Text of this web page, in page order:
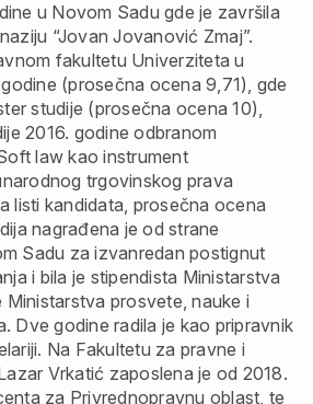
u Novom Sadu gde je završila
“Jovan Jovanović Zmaj”.
fakultetu Univerziteta u
(prosečna ocena 9,71), gde
studije (prosečna ocena 10),
2016. godine odbranom
law kao instrument
trgovinskog prava
listi kandidata, prosečna ocena
nagrađena je od strane
Sadu za izvanredan postignut
i bila je stipendista Ministarstva
Ministarstva prosvete, nauke i
Dve godine radila je kao pripravnik
Na Fakultetu za pravne i
Vrkatić zaposlena je od 2018.
za Privrednopravnu oblast, te